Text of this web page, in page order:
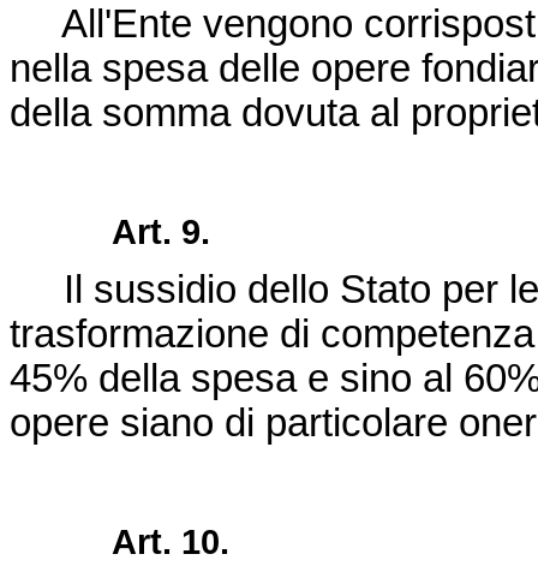
All'Ente vengono
nella spesa delle opere
della somma dovuta al
Art. 9.
Il sussidio dello Stato per
trasformazione di
45% della spesa e sino al
opere siano di particolare
Art. 10.